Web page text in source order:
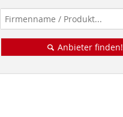
Anbieter finden!